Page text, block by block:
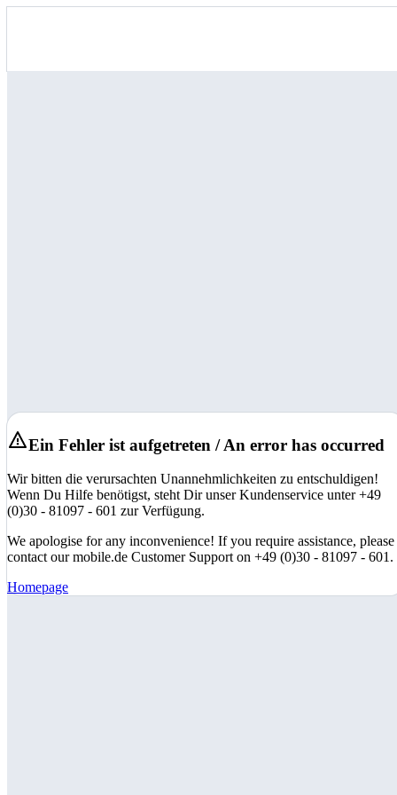
Ein Fehler ist aufgetreten / An error has occurred
Wir bitten die verursachten Unannehmlichkeiten zu entschuldigen!
Wenn Du Hilfe benötigst, steht Dir unser Kundenservice unter +49
(0)30 - 81097 - 601 zur Verfügung.
We apologise for any inconvenience! If you require assistance, please
contact our mobile.de Customer Support on +49 (0)30 - 81097 - 601.
Homepage